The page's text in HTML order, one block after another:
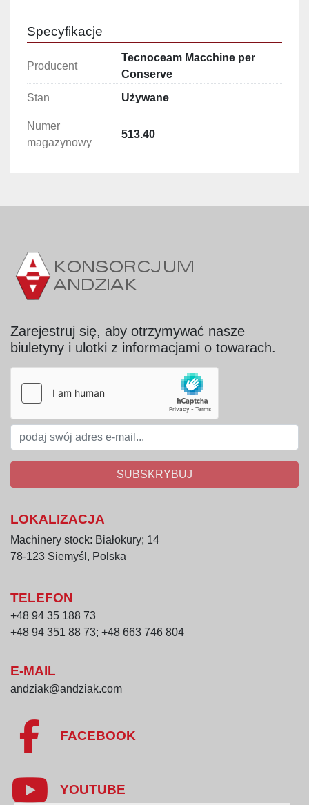
wewnętrznej, przydennej;
2 zewnętrzne króćce do zasilania
Ściany zbiornika o grubości - 4 mm;
Góra zbiornika wzmocniona rantem o
grubości - 12 mm;
Górna pokrywa zbiornika stała - częściowo
otwierana;
Całość wykonana bardzo solidnie
Specyfikacje
Producent
Tecnoceam Macchine per
Conserve
Stan
Używane
Numer
magazynowy
513.40
Zarejestruj się, aby otrzymywać nasze
biuletyny i ulotki z informacjami o towarach.
SUBSKRYBUJ
LOKALIZACJA
Machinery stock: Białokury; 14
78-123 Siemyśl, Polska
TELEFON
+48 94 35 188 73
+48 94 351 88 73; +48 663 746 804
E-MAIL
andziak@andziak.com
FACEBOOK
YOUTUBE